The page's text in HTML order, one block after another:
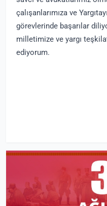
çalışanlarımıza ve
görevlerinde başarılar
milletimize ve yargı
ediyorum.